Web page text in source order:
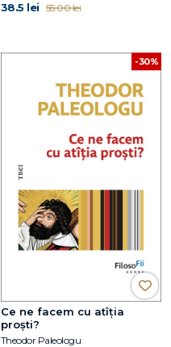
38.5 lei 55.00 lei
-30%
Ce ne facem cu atîția
proști?
Theodor Paleologu